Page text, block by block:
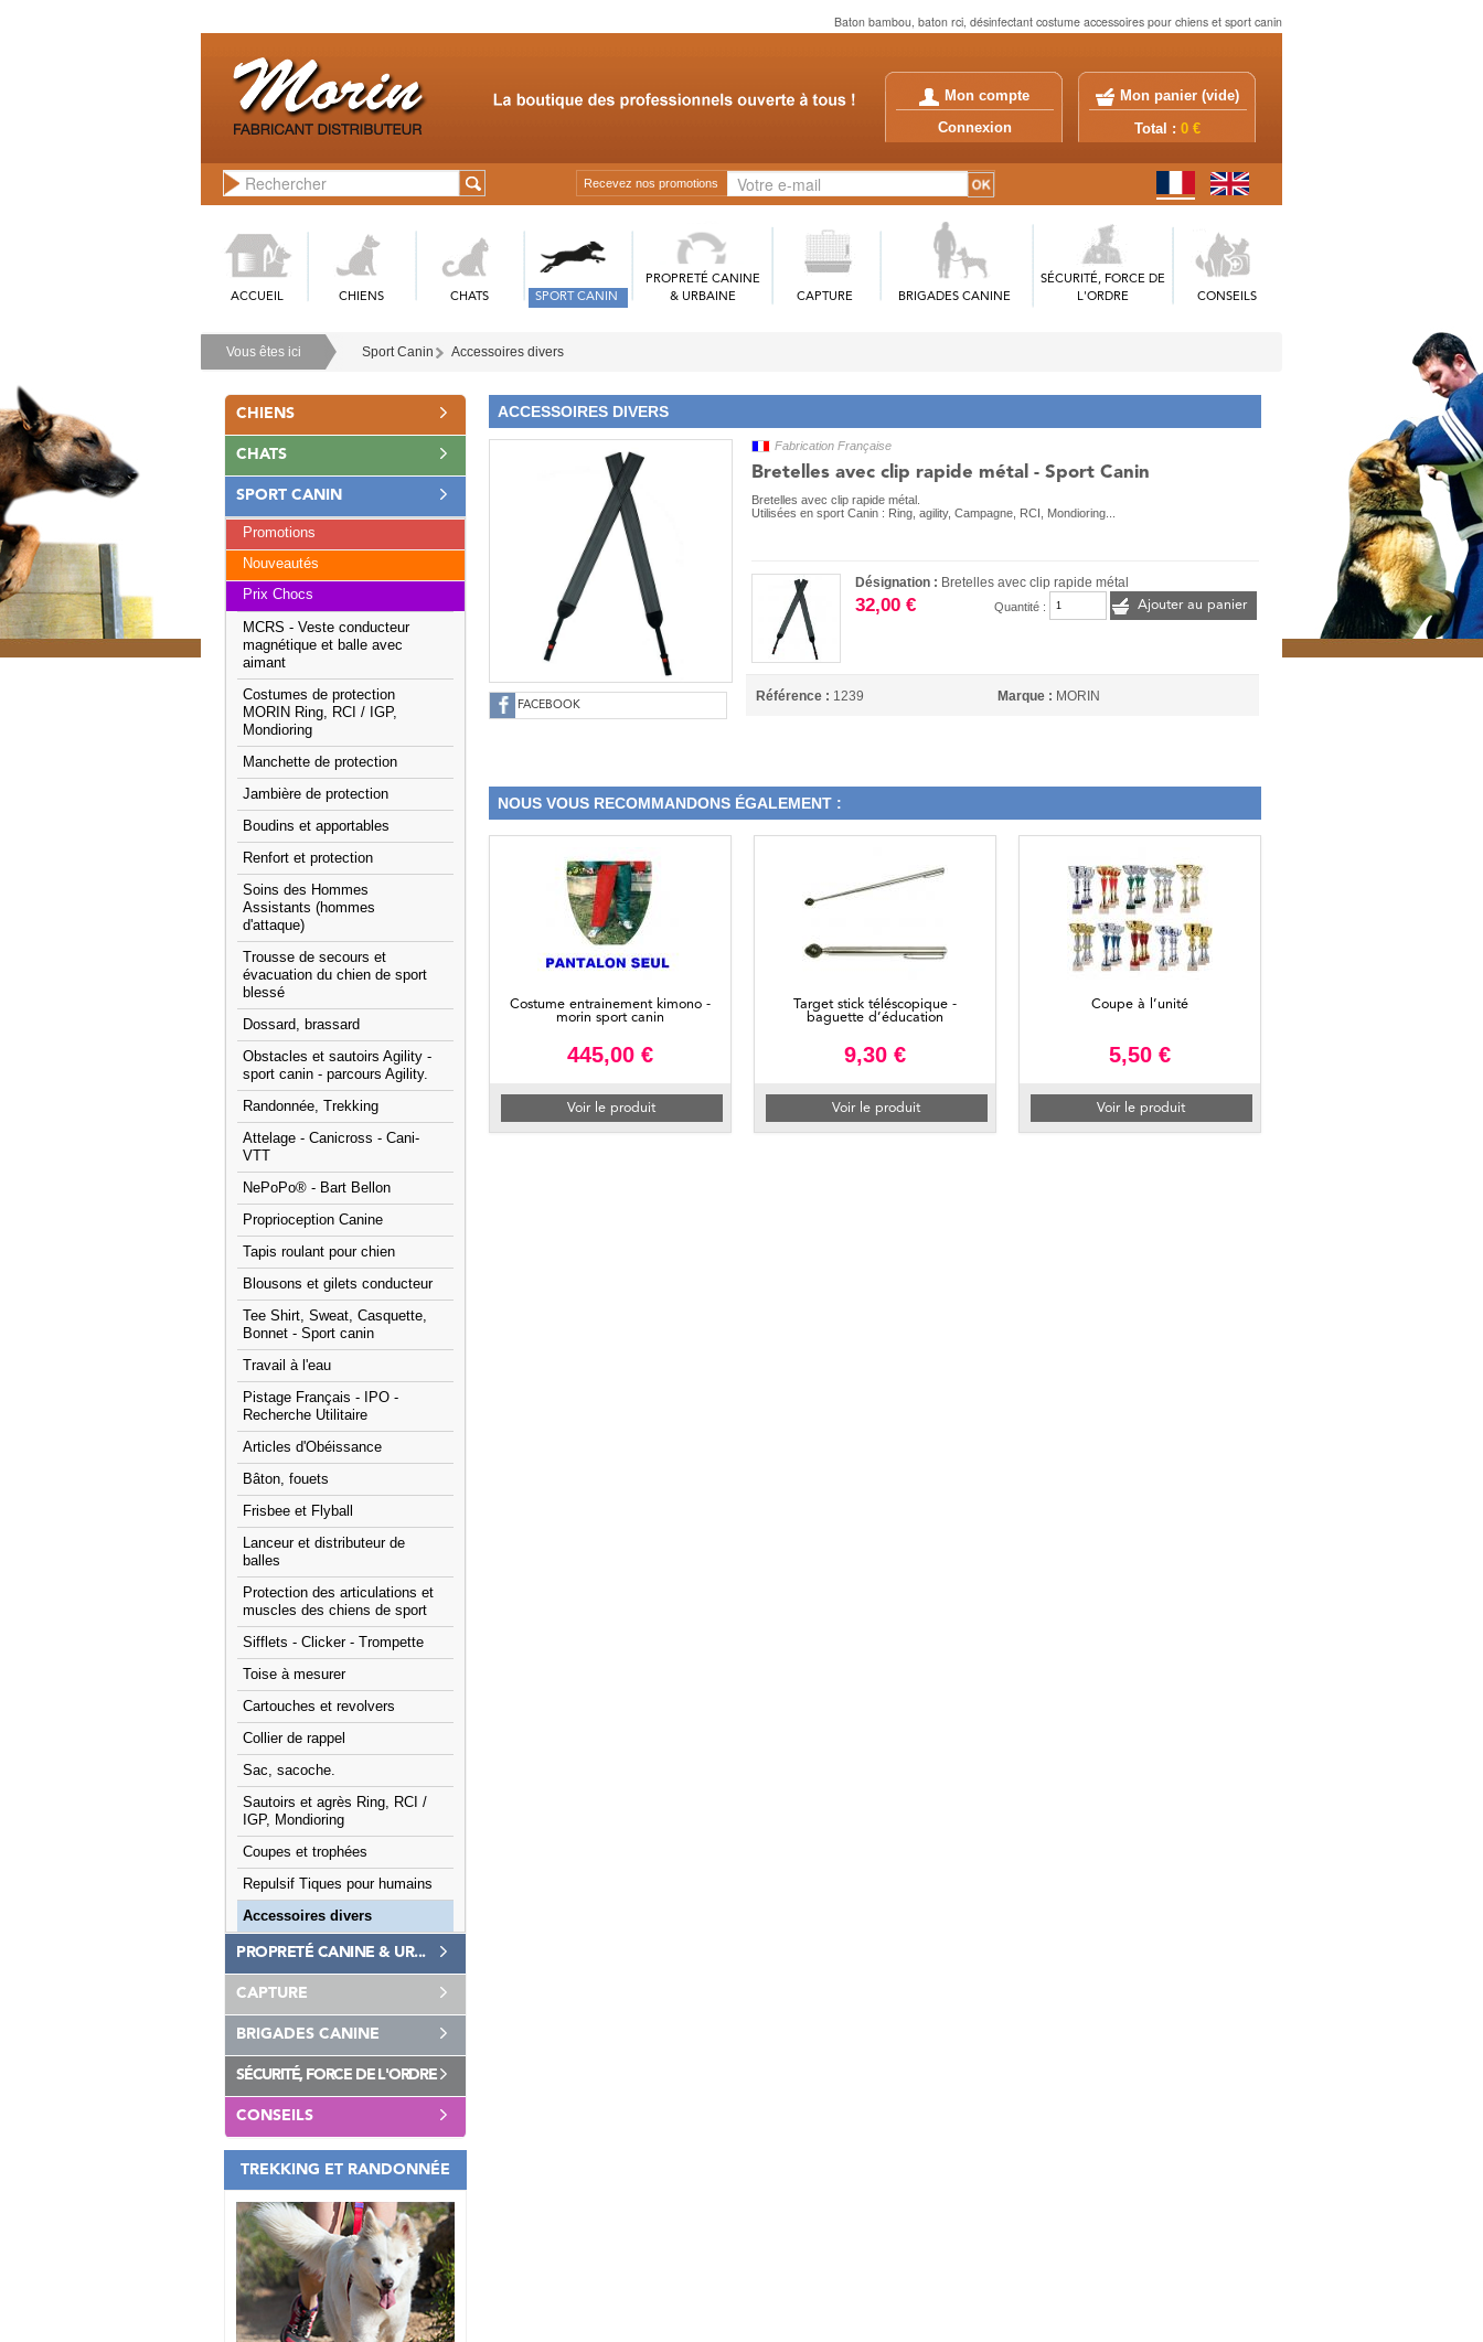
Baton bambou, baton rci, désinfectant costume accessoires pour chiens et sport canin
Mon compte
Connexion
Mon panier (vide)
Total : 0 €
Recevez nos promotions
ACCUEIL CHIENS CHATS SPORT CANIN
PROPRETÉ CANINE
& URBAINE
CAPTURE BRIGADES CANINE
SÉCURITÉ, FORCE DE
L'ORDRE
CONSEILS
Vous êtes ici Sport Canin Accessoires divers
CHIENS
CHATS
SPORT CANIN
Promotions
Nouveautés
Prix Chocs
MCRS - Veste conducteur
magnétique et balle avec
aimant
Costumes de protection
MORIN Ring, RCI / IGP,
Mondioring
Manchette de protection
Jambière de protection
Boudins et apportables
Renfort et protection
Soins des Hommes
Assistants (hommes
d'attaque)
Trousse de secours et
évacuation du chien de sport
blessé
Dossard, brassard
Obstacles et sautoirs Agility -
sport canin - parcours Agility.
Randonnée, Trekking
Attelage - Canicross - Cani-
VTT
NePoPo® - Bart Bellon
Proprioception Canine
Tapis roulant pour chien
Blousons et gilets conducteur
Tee Shirt, Sweat, Casquette,
Bonnet - Sport canin
Travail à l'eau
Pistage Français - IPO -
Recherche Utilitaire
Articles d'Obéissance
Bâton, fouets
Frisbee et Flyball
Lanceur et distributeur de
balles
Protection des articulations et
muscles des chiens de sport
Sifflets - Clicker - Trompette
Toise à mesurer
Cartouches et revolvers
Collier de rappel
Sac, sacoche.
Sautoirs et agrès Ring, RCI /
IGP, Mondioring
Coupes et trophées
Repulsif Tiques pour humains
Accessoires divers
PROPRETÉ CANINE & UR...
CAPTURE
BRIGADES CANINE
SÉCURITÉ, FORCE DE L'ORDRE
CONSEILS
TREKKING ET RANDONNÉE
ACCESSOIRES DIVERS
FACEBOOK
Fabrication Française
Bretelles avec clip rapide métal - Sport Canin
Bretelles avec clip rapide métal.
Utilisées en sport Canin : Ring, agility, Campagne, RCI, Mondioring...
Désignation : Bretelles avec clip rapide métal
32,00 € Quantité : Ajouter au panier
Référence : 1239 Marque : MORIN
NOUS VOUS RECOMMANDONS ÉGALEMENT :
Costume entrainement kimono -
morin sport canin
445,00 €
Voir le produit
Target stick téléscopique -
baguette d’éducation
9,30 €
Voir le produit
Coupe à l’unité
5,50 €
Voir le produit